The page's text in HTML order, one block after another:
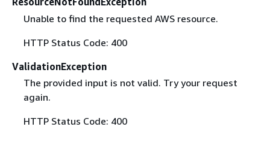
Unable to find the requested AWS resource.
HTTP Status Code: 400
ValidationException
The provided input is not valid. Try your request
again.
HTTP Status Code: 400